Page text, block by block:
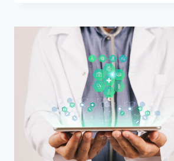
MÁS
GRANDE
DEL
MUNDO